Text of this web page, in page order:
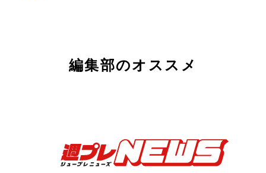
編集部のオススメ